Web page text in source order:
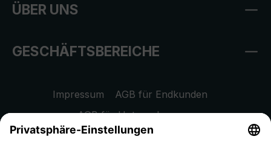
ÜBER UNS
GESCHÄFTSBEREICHE
Impressum
AGB für Endkunden
AGB für Unternehmen
Datenschutzhinweis